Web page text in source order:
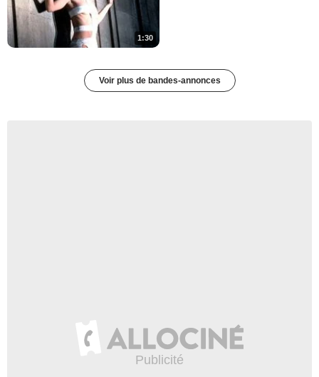
1:30
Voir plus de bandes-annonces